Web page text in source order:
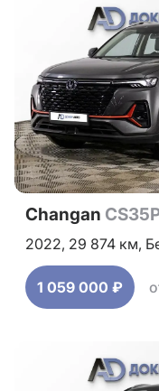
Changan
2022, 29 874 км,
1 059 000 ₽